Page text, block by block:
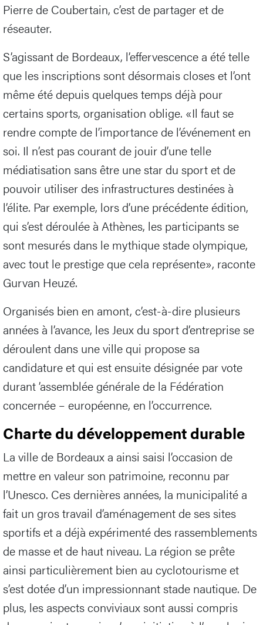
Pierre de Coubertain, c’est de partager et de
réseauter.
S’agissant de Bordeaux, l’effervescence a été telle
que les inscriptions sont désormais closes et l’ont
même été depuis quelques temps déjà pour
certains sports, organisation oblige. «Il faut se
rendre compte de l’importance de l’événement en
soi. Il n’est pas courant de jouir d’une telle
médiatisation sans être une star du sport et de
pouvoir utiliser des infrastructures destinées à
l’élite. Par exemple, lors d’une précédente édition,
qui s’est déroulée à Athènes, les participants se
sont mesurés dans le mythique stade olympique,
avec tout le prestige que cela représente», raconte
Gurvan Heuzé.
Organisés bien en amont, c’est-à-dire plusieurs
années à l’avance, les Jeux du sport d’entreprise se
déroulent dans une ville qui propose sa
candidature et qui est ensuite désignée par vote
durant ’assemblée générale de la Fédération
concernée – européenne, en l’occurrence.
Charte du développement durable
La ville de Bordeaux a ainsi saisi l’occasion de
mettre en valeur son patrimoine, reconnu par
l’Unesco. Ces dernières années, la municipalité a
fait un gros travail d’aménagement de ses sites
sportifs et a déjà expérimenté des rassemblements
de masse et de haut niveau. La région se prête
ainsi particulièrement bien au cyclotourisme et
s’est dotée d’un impressionnant stade nautique. De
plus, les aspects conviviaux sont aussi compris